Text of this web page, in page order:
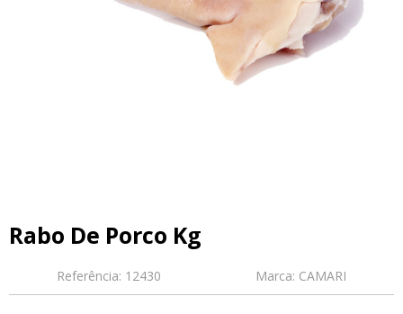
Rabo De Porco Kg
Referência: 12430 Marca: CAMARI